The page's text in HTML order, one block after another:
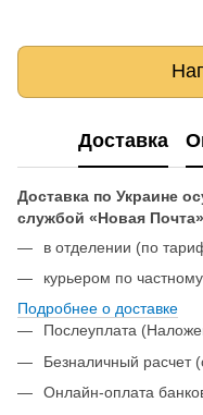
Доставка
Доставка по Украине
службой «Новая
в отделении (по
курьером по
Подробнее о доставке
Послеуплата
Безналичный расчет
Онлайн-оплата